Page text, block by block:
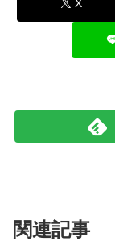
X
関連記事